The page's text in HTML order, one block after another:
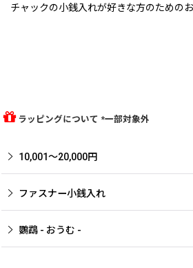
チャックの小銭入れが好きな方のための
ラッピングについて *一部対象外
10,001〜20,000円
ファスナー小銭入れ
鸚鵡 - おうむ -